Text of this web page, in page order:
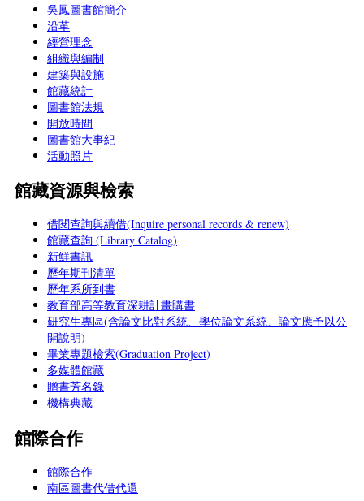
吳鳳圖書館簡介
沿革
經營理念
組織與編制
建築與設施
館藏統計
圖書館法規
開放時間
圖書館大事紀
活動照片
館藏資源與檢索
借閱查詢與續借(Inquire personal records & renew)
館藏查詢 (Library Catalog)
新鮮書訊
歷年期刊清單
歷年系所到書
教育部高等教育深耕計畫購書
研究生專區(含論文比對系統、學位論文系統、論文應予以公
開說明)
畢業專題檢索(Graduation Project)
多媒體館藏
贈書芳名錄
機構典藏
館際合作
館際合作
南區圖書代借代還